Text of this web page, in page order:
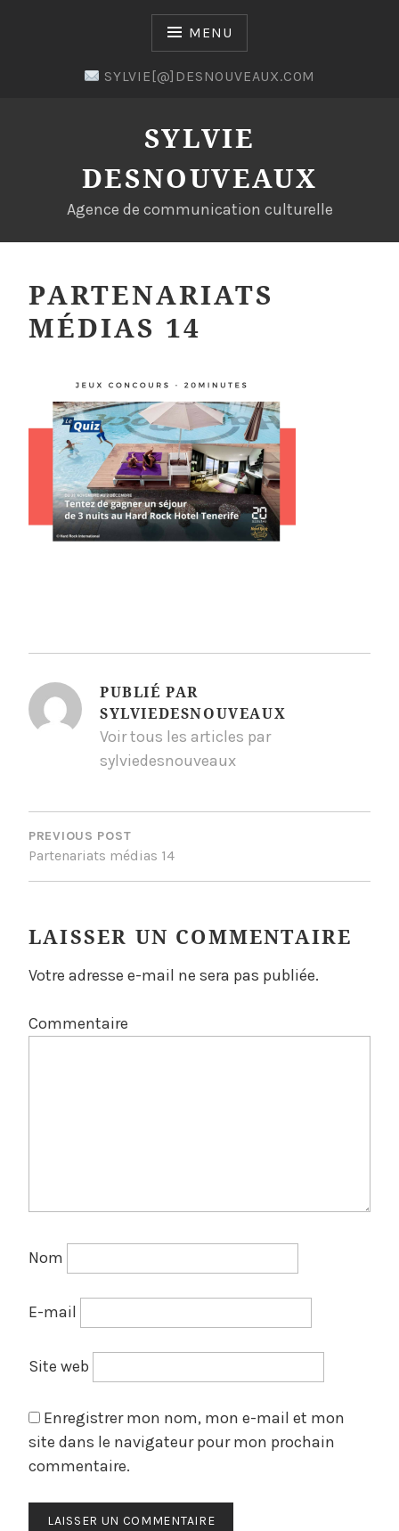
MENU
SYLVIE[@]DESNOUVEAUX.COM
SYLVIE
DESNOUVEAUX
Agence de communication culturelle
PARTENARIATS
MÉDIAS 14
PUBLIÉ PAR
SYLVIEDESNOUVEAUX
Voir tous les articles par
sylviedesnouveaux
NAVIGATION
DE
L’ARTICLE
PREVIOUS POST
Partenariats médias 14
LAISSER UN COMMENTAIRE
Votre adresse e-mail ne sera pas publiée.
Commentaire
Nom
E-mail
Site web
Enregistrer mon nom, mon e-mail et mon
site dans le navigateur pour mon prochain
commentaire.